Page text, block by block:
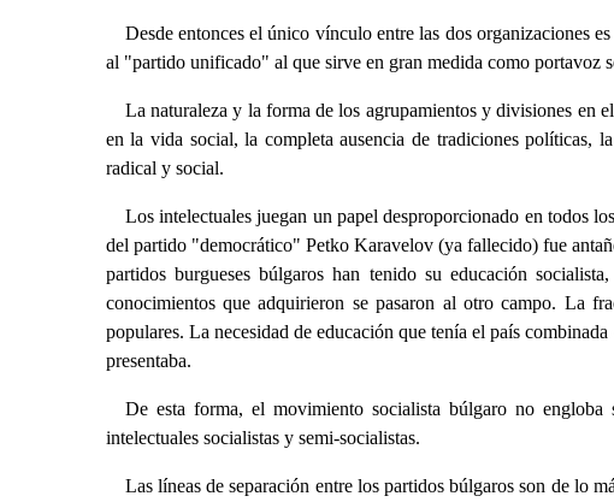
Desde entonces el único vínculo entre las dos organizaciones
al "partido unificado" al que sirve en gran medida como portavoz
La naturaleza y la forma de los agrupamientos y divisiones en
en la vida social, la completa ausencia de tradiciones políticas,
radical y social.
Los intelectuales juegan un papel desproporcionado en todos
del partido "democrático" Petko Karavelov (ya fallecido) fue
partidos burgueses búlgaros han tenido su educación
conocimientos que adquirieron se pasaron al otro campo. La
populares. La necesidad de educación que tenía el país
presentaba.
De esta forma, el movimiento socialista búlgaro no
intelectuales socialistas y semi-socialistas.
Las líneas de separación entre los partidos búlgaros son de lo